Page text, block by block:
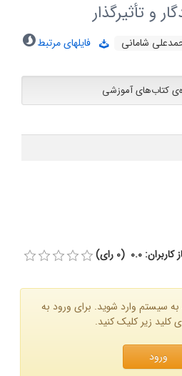
و تأثیرگذار
شامانى
فایلهای مرتبط
کتاب‌هاى آموزشى
0.0 (0 رای)
به سیستم وارد شوید. برای ورود به
کلید زیر کلیک کنید.
ورود